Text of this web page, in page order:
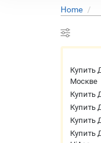
Home
Купить
Москве
Купить
Купить
Купить
Купить